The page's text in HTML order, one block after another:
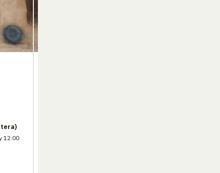
12:00